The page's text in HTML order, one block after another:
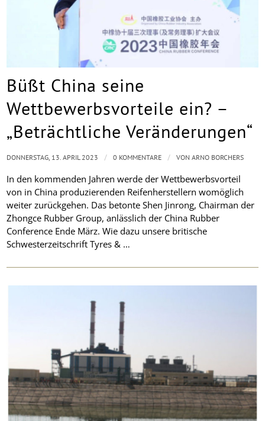
Büßt China seine
Wettbewerbsvorteile ein? –
„Beträchtliche Veränderungen“
In den kommenden Jahren werde der Wettbewerbsvorteil
von in China produzierenden Reifenherstellern womöglich
weiter zurückgehen. Das betonte Shen Jinrong, Chairman der
Zhongce Rubber Group, anlässlich der China Rubber
Conference Ende März. Wie dazu unsere britische
Schwesterzeitschrift Tyres & …
DONNERSTAG, 13. APRIL 2023 / 0 KOMMENTARE / VONARNO BORCHERS